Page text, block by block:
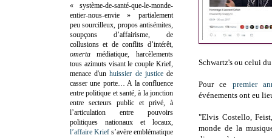
Schwartz's ou celui
Pour ce premier
événements ont eu
"Elvis Costello,
monde de la
« système-de-santé-que-le-monde-
entier-nous-envie » partialement
peu sourcilleux, propos antisémites,
soupçons d’affairisme, de
collusions et de conflits d’intérêt,
omertamédiatique, harcèlements
tous azimuts visant le couple Krief,
menace d'unhuissier de justicede
casser une porte… A la confluence
entre politique et santé, à la jonction
entre secteurs public et privé, à
l’articulation entre pouvoirs
politiques nationaux et locaux,
l’affaire Krief s’avère emblématique